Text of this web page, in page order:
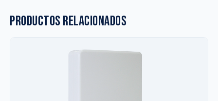
Productos relacionados